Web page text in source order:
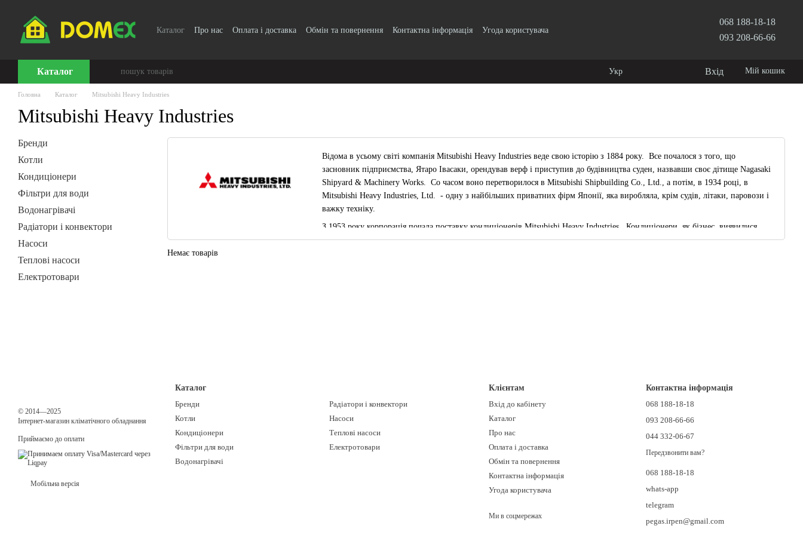
Каталог Про нас Оплата і доставка Обмін та повернення Контактна інформація Угода користувача
068 188-18-18
093 208-66-66
Каталог Укр Вхід Мій кошик
Головна Каталог Mitsubishi Heavy Industries
Mitsubishi Heavy Industries
Відома в усьому світі компанія Mitsubishi Heavy Industries веде свою історію з 1884 року. Все почалося з того, що
засновник підприємства, Ятаро Івасаки, орендував верф і приступив до будівництва суден, назвавши своє дітище Nagasaki
Shipyard & Machinery Works. Co часом воно перетворилося в Mitsubishi Shipbuilding Co., Ltd., а потім, в 1934 році, в
Mitsubishi Heavy Industries, Ltd. - одну з найбільших приватних фірм Японії, яка виробляла, крім судів, літаки, паровози і
важку техніку.
З 1953 року корпорація почала поставку кондиціонерів Mitsubishi Heavy Industries. Кондиціонери, як бізнес, виявилися
вдалим напрямом, і в 1956 році компанія випустила перший в своїй історії віконний кондиціонер Міцубісі, а в 1970
і екологічність. Кондиціонери Mitsubishi Heavy Industries відповідають підвищеним вимогам у сфері промислового
дизайну.
Немає товарів
Бренди
Котли
Кондиціонери
Фільтри для води
Водонагрівачі
Радіатори і конвектори
Насоси
Теплові насоси
Електротовари
© 2014—2025
Інтернет-магазин кліматічного обладнання
Приймаємо до оплати
Мобільна версія
Каталог
Бренди
Котли
Кондиціонери
Фільтри для води
Водонагрівачі
Радіатори і конвектори
Насоси
Теплові насоси
Електротовари
Клієнтам
Вхід до кабінету
Каталог
Про нас
Оплата і доставка
Обмін та повернення
Контактна інформація
Угода користувача
Ми в соцмережах
Контактна інформація
068 188-18-18
093 208-66-66
044 332-06-67
Передзвонити вам?
068 188-18-18
whats-app
telegram
pegas.irpen@gmail.com